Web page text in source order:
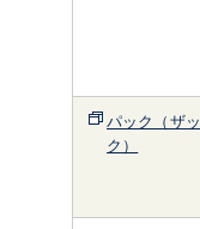
パック（ザッ
ク）